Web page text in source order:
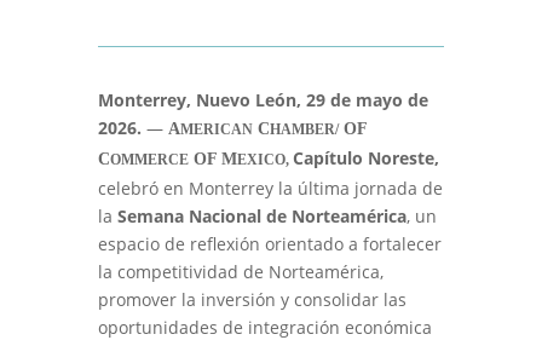
Monterrey, Nuevo León, 29 de mayo de
2026. — AMERICANCHAMBER/OF
COMMERCEOF MEXICO, Capítulo Noreste,
celebró en Monterrey la última jornada de
la Semana Nacional de Norteamérica, un
espacio de reflexión orientado a fortalecer
la competitividad de Norteamérica,
promover la inversión y consolidar las
oportunidades de integración económica